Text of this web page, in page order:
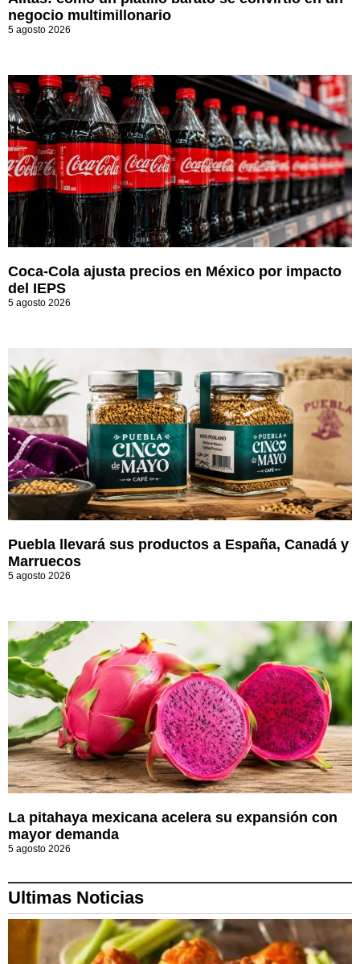
negocio multimillonario
5 agosto 2026
Coca-Cola ajusta precios en México por impacto
del IEPS
5 agosto 2026
Puebla llevará sus productos a España, Canadá y
Marruecos
5 agosto 2026
La pitahaya mexicana acelera su expansión con
mayor demanda
5 agosto 2026
Ultimas Noticias